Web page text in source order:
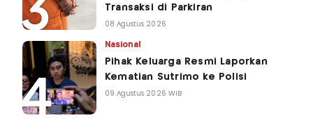
Transaksi di Parkiran
08 Agustus 2026
Nasional
Pihak Keluarga Resmi Laporkan
Kematian Sutrimo ke Polisi
09 Agustus 2026 WIB